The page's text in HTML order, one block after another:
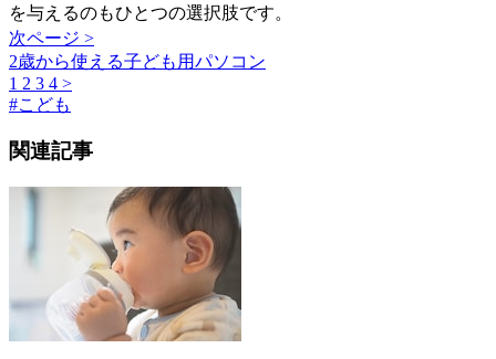
を与えるのもひとつの選択肢です。
次ページ >
2歳から使える子ども用パソコン
1 2 3 4 >
#こども
関連記事